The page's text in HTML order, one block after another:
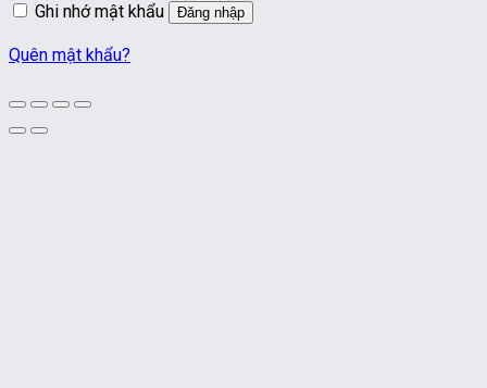
Ghi nhớ mật khẩu
Đăng nhập
Quên mật khẩu?